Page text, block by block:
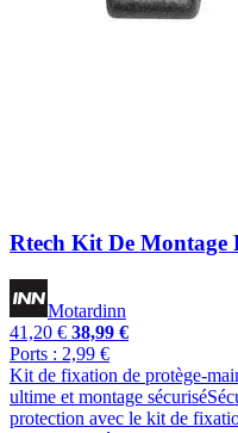
Rtech Kit De Montage
Motardinn
41,20 € 38,99 €
Ports : 2,99 €
Kit de fixation de protège-
ultime et montage
protection avec le kit de